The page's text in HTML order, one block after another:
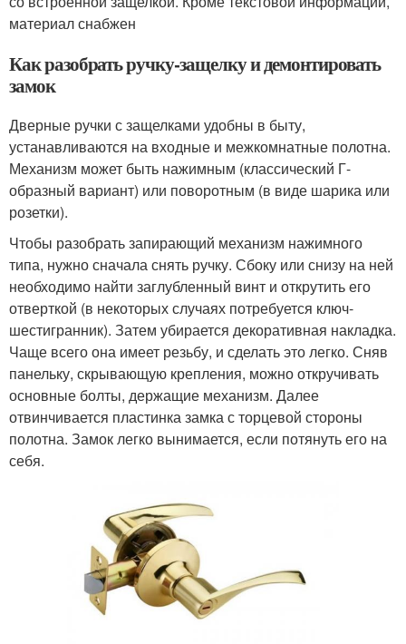
материал снабжен
Как разобрать ручку-защелку и демонтировать
замок
Дверные ручки с защелками удобны в быту,
устанавливаются на входные и межкомнатные полотна.
Механизм может быть нажимным (классический Г-
образный вариант) или поворотным (в виде шарика или
розетки).
Чтобы разобрать запирающий механизм нажимного
типа, нужно сначала снять ручку. Сбоку или снизу на ней
необходимо найти заглубленный винт и открутить его
отверткой (в некоторых случаях потребуется ключ-
шестигранник). Затем убирается декоративная накладка.
Чаще всего она имеет резьбу, и сделать это легко. Сняв
панельку, скрывающую крепления, можно откручивать
основные болты, держащие механизм. Далее
отвинчивается пластинка замка с торцевой стороны
полотна. Замок легко вынимается, если потянуть его на
себя.